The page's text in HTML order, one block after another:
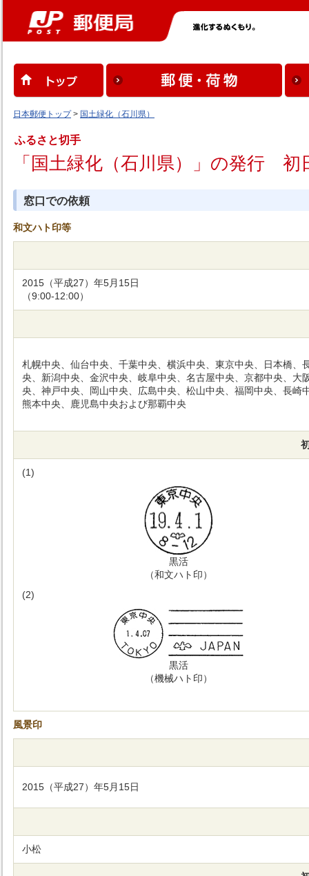
日本郵便トップ> 国土緑化（石川県）
ふるさと切手
「国土緑化（石川県）」の発行
窓口での依頼
和文ハト印等
2015（平成27）年5月15日
（9:00-12:00）
札幌中央、仙台中央、千葉中央、横浜中央、東京中央、日本橋、
央、新潟中央、金沢中央、岐阜中央、名古屋中央、京都中央、大
央、神戸中央、岡山中央、広島中央、松山中央、福岡中央、長崎
熊本中央、鹿児島中央および那覇中央
(1)
黒活
（和文ハト印）
(2)
黒活
（機械ハト印）
風景印
2015（平成27）年5月15日
小松